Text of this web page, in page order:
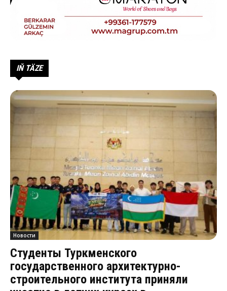
IŇ TÄZE
Новости
Студенты Туркменского
государственного архитектурно-
строительного института приняли